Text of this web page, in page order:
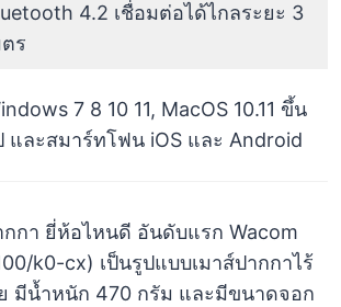
4.2 เชื่อมต่อได้ไกลระยะ 3
ตร
7 8 10 11, MacOS 10.11 ขึ้น
และสมาร์ทโฟน iOS และ Android
กกา ยี่ห้อไหนดี อันดับแรก Wacom
k0-cx) เป็นรูปแบบเมาส์ปากกาไร้
มีน้ำหนัก 470 กรัม และมีขนาดจอก